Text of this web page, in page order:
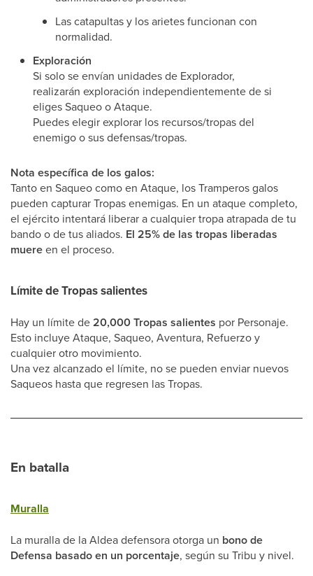
Las catapultas y los arietes funcionan con
normalidad.
Exploración
Si solo se envían unidades de Explorador,
realizarán exploración independientemente de si
eliges Saqueo o Ataque.
Puedes elegir explorar los recursos/tropas del
enemigo o sus defensas/tropas.
Nota específica de los galos:
Tanto en Saqueo como en Ataque, los Tramperos galos
pueden capturar Tropas enemigas. En un ataque completo,
el ejército intentará liberar a cualquier tropa atrapada de tu
bando o de tus aliados. El 25% de las tropas liberadas
muereen el proceso.
Límite de Tropas salientes
Hay un límite de20,000 Tropas salientes por Personaje.
Esto incluye Ataque, Saqueo, Aventura, Refuerzo y
cualquier otro movimiento.
Una vez alcanzado el límite, no se pueden enviar nuevos
Saqueos hasta que regresen las Tropas.
En batalla
Muralla
La muralla de la Aldea defensora otorga un bono de
Defensa basado en un porcentaje, según su Tribu y nivel.